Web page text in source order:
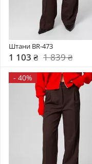
Штани BR-473
1 103 ₴ 1 839 ₴
- 40%